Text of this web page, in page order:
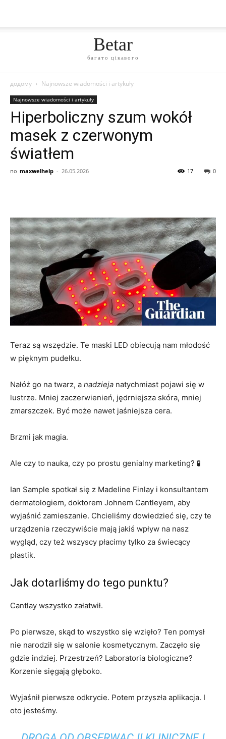
Betar
багато цікавого
додому Najnowsze wiadomości i artykuły
Najnowsze wiadomości i artykuły
Hiperboliczny szum wokół
masek z czerwonym
światłem
по maxwelhelp - 26.05.2026 0
17
Teraz są wszędzie. Te maski LED obiecują nam młodość
w pięknym pudełku.
Nałóż go na twarz, a nadzieja natychmiast pojawi się w
lustrze. Mniej zaczerwienień, jędrniejsza skóra, mniej
zmarszczek. Być może nawet jaśniejsza cera.
Brzmi jak magia.
Ale czy to nauka, czy po prostu genialny marketing? 🧪
Ian Sample spotkał się z Madeline Finlay i konsultantem
dermatologiem, doktorem Johnem Cantleyem, aby
wyjaśnić zamieszanie. Chcieliśmy dowiedzieć się, czy te
urządzenia rzeczywiście mają jakiś wpływ na nasz
wygląd, czy też wszyscy płacimy tylko za świecący
plastik.
Jak dotarliśmy do tego punktu?
Cantlay wszystko załatwił.
Po pierwsze, skąd to wszystko się wzięło? Ten pomysł
nie narodził się w salonie kosmetycznym. Zaczęło się
gdzie indziej. Przestrzeń? Laboratoria biologiczne?
Korzenie sięgają głęboko.
Wyjaśnił pierwsze odkrycie. Potem przyszła aplikacja. I
oto jesteśmy.